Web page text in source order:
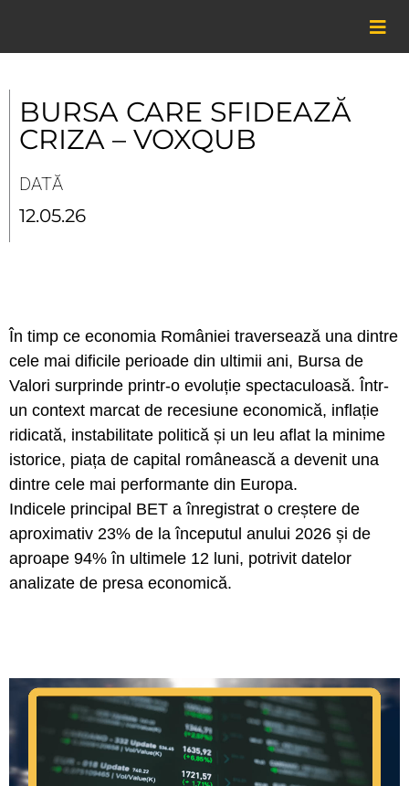
content
BURSA CARE SFIDEAZĂ
CRIZA – VOXQUB
DATĂ
12.05.26
În timp ce economia României traversează una dintre
cele mai dificile perioade din ultimii ani, Bursa de
Valori surprinde printr-o evoluție spectaculoasă. Într-
un context marcat de recesiune economică, inflație
ridicată, instabilitate politică și un leu aflat la minime
istorice, piața de capital românească a devenit una
dintre cele mai performante din Europa.
Indicele principal BET a înregistrat o creștere de
aproximativ 23% de la începutul anului 2026 și de
aproape 94% în ultimele 12 luni, potrivit datelor
analizate de presa economică.